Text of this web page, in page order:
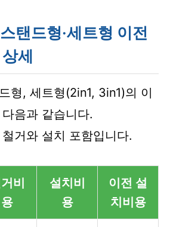
탠드형·세트형 이전
세
형, 세트형(2in1, 3in1)의 이
음과 같습니다.
거와 설치 포함입니다.
비
용
설치비
용
이전 설
치비용